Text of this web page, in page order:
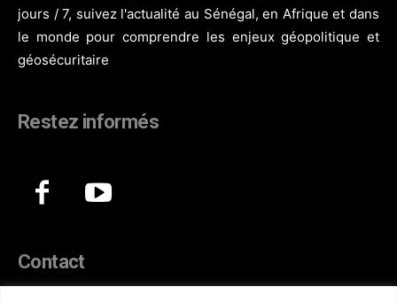
jours / 7, suivez l'actualité au Sénégal, en Afrique et dans
le monde pour comprendre les enjeux géopolitique et
géosécuritaire
Restez informés
Contact